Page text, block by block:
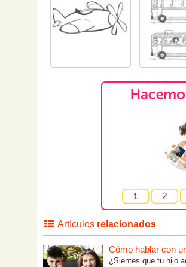
Artículos relacionados
Cómo hablar con
¿Sientes que tu hijo